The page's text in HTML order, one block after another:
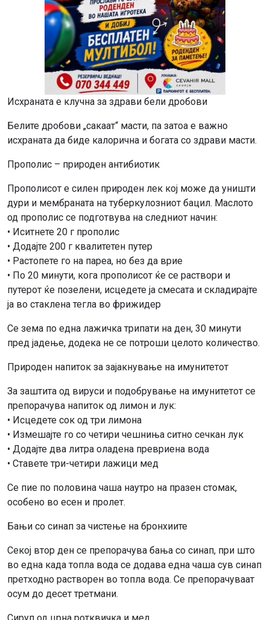
Исхраната е клучна за здрави бели дробови
Белите дробови „сакаат“ масти, па затоа е важно
исхраната да биде калорична и богата со здрави масти.
Прополис – природен антибиотик
Прополисот е силен природен лек кој може да уништи
дури и мембраната на туберкулозниот бацил. Маслото
од прополис се подготвува на следниот начин:
• Иситнете 20 г прополис
• Додајте 200 г квалитетен путер
• Растопете го на пареа, но без да врие
• По 20 минути, кога прополисот ќе се раствори и
путерот ќе позелени, исцедете ја смесата и складирајте
ја во стаклена тегла во фрижидер
Се зема по една лажичка трипати на ден, 30 минути
пред јадење, додека не се потроши целото количество.
Природен напиток за зајакнување на имунитетот
За заштита од вируси и подобрување на имунитетот се
препорачува напиток од лимон и лук:
• Исцедете сок од три лимона
• Измешајте го со четири чешниња ситно сечкан лук
• Додајте два литра оладена превриена вода
• Ставете три-четири лажици мед
Се пие по половина чаша наутро на празен стомак,
особено во есен и пролет.
Бањи со синап за чистење на бронхиите
Секој втор ден се препорачува бања со синап, при што
во една када топла вода се додава една чаша сув синап
претходно растворен во топла вода. Се препорачуваат
осум до десет третмани.